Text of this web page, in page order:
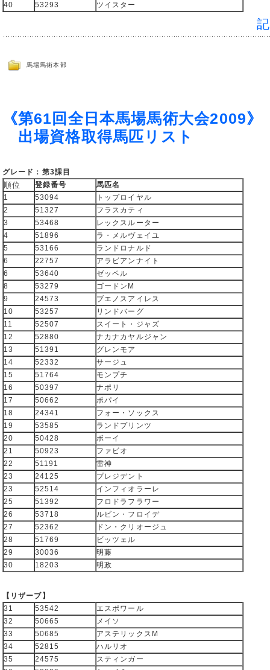
40
53293 ツイスター
馬場馬術本部
《第61回全日本馬場馬術大会2009》
出場資格取得馬匹リスト
グレード：第3課目
順位 登録番号
馬匹名
1
53094
トップロイヤル
2
51327
フラスカティ
3
53468
レックスルーター
4
51896
ラ・メルヴェイユ
5
53166
ランドロナルド
6
22757
アラビアンナイト
6
53640
ゼッペル
8
53279
ゴードンM
9
24573
ブエノスアイレス
10
53257
リンドバーグ
11
52507
スイート・ジャズ
12
52880
ナカナカヤルジャン
13
51391
グレンモア
14
52332
サージュ
15
51764
モンプチ
16
50397
ナポリ
17
50662
ポパイ
18
24341
フォー・ソックス
19
53585
ランドプリンツ
20
50428
ボーイ
21
50923
ファビオ
22
51191
雷神
23
24125
プレジデント
23
52514
インフィオラーレ
25
51392
フロドラフラワー
26
53718
ルビン・フロイデ
27
52362
ドン・クリオージュ
28
51769
ビッツェル
29
30036
明藤
30
18203 明政
【リザーブ】
31
53542
エスポワール
32
50665
メイソ
33
50685
アステリックスM
34
52815
ハルリオ
35
24575
スティンガー